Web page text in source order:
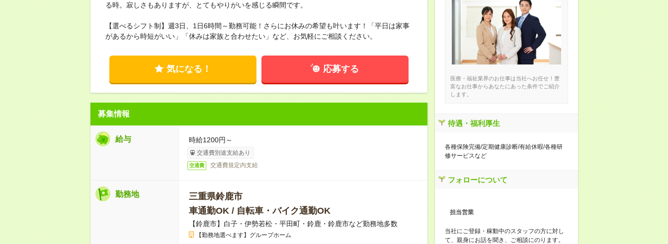
る時。寂しさもありますが、とてもやりがいを感じる瞬間です。
【選べるシフト制】週3日、1日6時間～勤務可能！さらにお休みの希望も叶います！「平日は家事
があるから時短がいい」「休みは家族と合わせたい」など、お気軽にご相談ください。
気になる！ 応募する
募集情報
給与 時給1200円～
交通費別途支給あり
交通費 交通費規定内支給
勤務地
三重県鈴鹿市
車通勤OK / 自転車・バイク通勤OK
【鈴鹿市】白子・伊勢若松・平田町・鈴鹿・鈴鹿市など勤務地多数
【勤務地選べます】グループホーム
医療・福祉業界のお仕事は当社へお任せ！豊
富なお仕事からあなたにあった条件でご紹介
します。
待遇・福利厚生
各種保険完備/定期健康診断/有給休暇/各種研
修サービスなど
フォローについて
担当営業
当社にご登録・稼動中のスタッフの方に対し
て、親身にお話を聞き、ご相談にのります。